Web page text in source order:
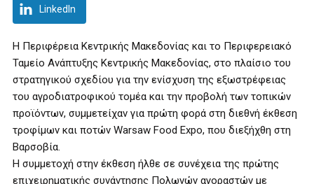
LinkedIn
Η Περιφέρεια Κεντρικής Μακεδονίας και το Περιφερειακό
Ταμείο Ανάπτυξης Κεντρικής Μακεδονίας, στο πλαίσιο του
στρατηγικού σχεδίου για την ενίσχυση της εξωστρέφειας
του αγροδιατροφικού τομέα και την προβολή των τοπικών
προϊόντων, συμμετείχαν για πρώτη φορά στη διεθνή έκθεση
τροφίμων και ποτών Warsaw Food Expo, που διεξήχθη στη
Βαρσοβία.
Η συμμετοχή στην έκθεση ήλθε σε συνέχεια της πρώτης
επιχειρηματικής συνάντησης Πολωνών αγοραστών με